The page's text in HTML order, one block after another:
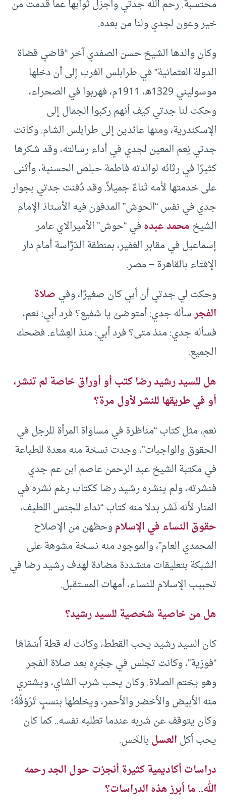
محتسبة. رحم الله جدتي وأجزل ثوابها عما قدمت من
خير وعون لجدي ولنا من بعده.
وكان والدها الشيخ حسن الصفدي آخر “قاضي قضاة
الدولة العثمانية” في طرابلس الغرب إلى أن دخلها
موسوليني 1329هـ، 1911م، فهربوا في الصحراء،
وحكت لنا جدتي كيف أنهم ركبوا الجمال إلى
الإسكندرية، ومنها عائدين إلى طرابلس الشام. وكانت
جدتي نِعم المعين لجدي في أداء رسالته، وقد شكرها
كثيرًا في رثائه لوالدته فاطمة حبلص الحسنية، وأثنى
على خدمتها لأمه ثناءً جميلاً. وقد دُفنت جدتي بجوار
جدي في نفس “الحوش” المدفون فيه الأستاذ الإمام
الشيخمحمد عبدهفي “حوش” الأميرالاي عامر
إسماعيل في مقابر الغفير، بمنطقة الدَرَّاسة أمام دار
الإفتاء بالقاهرة – مصر.
وحكت لي جدتي أن أبي كان صغيرًا، وفيصلاة
الفجرسأله جدي: أمتوضئ يا شفيع؟ فرد أبي: نعم،
فسأله جدي: منذ متى؟ فرد أبي: منذ العِشاء. فضحك
الجميع.
هل للسيد رشيد رضا كتب أو أوراق خاصة لم تنشر،
أو في طريقها للنشر لأول مرة؟
نعم، مثل كتاب “مناظرة في مساواة المرأة للرجل في
الحقوق والواجبات”، وجدت نسخة منه معدة للطباعة
في مكتبة الشيخ عبد الرحمن عاصم ابن عم جدي
فنشرته، ولم ينشره رشيد رضا ككتاب رغم نشره في
المنار لأنه نَشر بدلا منه كتاب “نداء للجنس اللطيف،
حقوق النساء في الإسلاموحظهن من الإصلاح
المحمدي العام”، والموجود منه نسخة مشوهة على
الشبكة بتعليقات متشددة مضادة لهدف رشيد رضا في
تحبيب الإسلام للنساء، أمهات المستقبل.
هل من خاصية شخصية للسيد رشيد؟
كان السيد رشيد يحب القطط، وكانت له قطة أَسْمَاهَا
“فوزية”، وكانت تجلس في حِجْرِه بعد صلاة الفجر
وهو يختم الصلاة. وكان يحب شرب الشاي، ويشتري
منه الأبيض والأخضر والأحمر، ويخلطها بنسبٍ تَرُوْقُهُ؛
وكان يتوقف عن شربه عندما تطلبه نفسه.. كما كان
يحب أكلالعسلبالخَس.
دراسات أكاديمية كثيرة أنجزت حول الجد رحمه
الله.. ما أبرز هذه الدراسات؟